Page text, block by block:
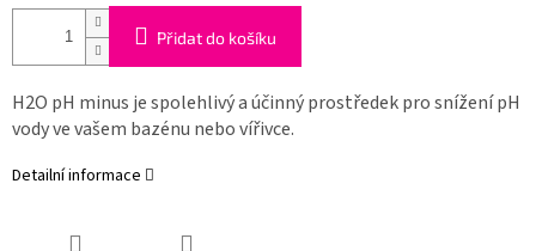
Přidat do košíku
H2O pH minus je spolehlivý a účinný prostředek pro snížení pH
vody ve vašem bazénu nebo vířivce.
Detailní informace